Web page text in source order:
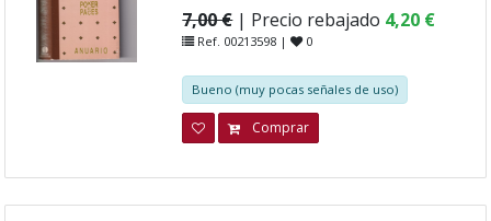
7,00 € | Precio rebajado 4,20 €
Ref. 00213598 | 0
Bueno (muy pocas señales de uso)
Comprar